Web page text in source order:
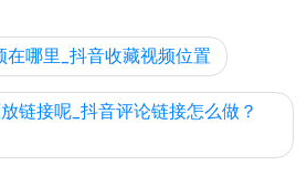
哪里_抖音收藏视频位置
链接呢_抖音评论链接怎么做？